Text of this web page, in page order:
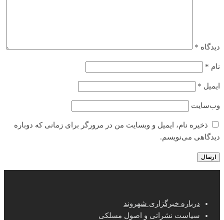
دیدگاه *
نام *
ایمیل *
وب‌سایت
ذخیره نام، ایمیل و وبسایت من در مرورگر برای زمانی که دوباره
دیدگاهی می‌نویسم.
درباره خبرگزاری شهروند
سیاست نشراتی و اصول مسلکی